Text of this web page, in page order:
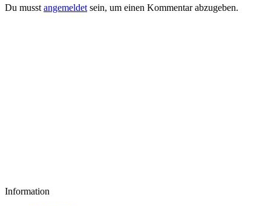
Du musst angemeldet sein, um einen Kommentar abzugeben.
Information